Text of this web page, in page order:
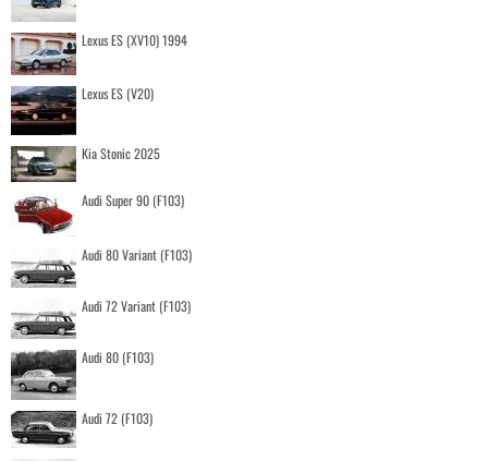
Lexus ES (XV10) 1994
Lexus ES (V20)
Kia Stonic 2025
Audi Super 90 (F103)
Audi 80 Variant (F103)
Audi 72 Variant (F103)
Audi 80 (F103)
Audi 72 (F103)